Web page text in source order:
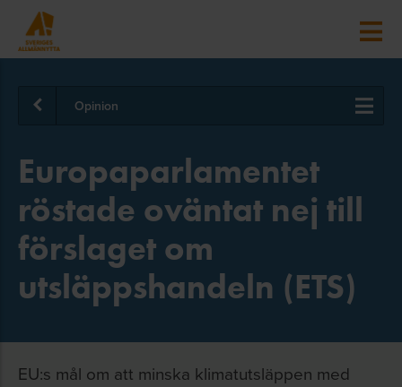
Opinion
Europaparlamentet
röstade oväntat nej till
förslaget om
utsläppshandeln (ETS)
EU:s mål om att minska klimatutsläppen med